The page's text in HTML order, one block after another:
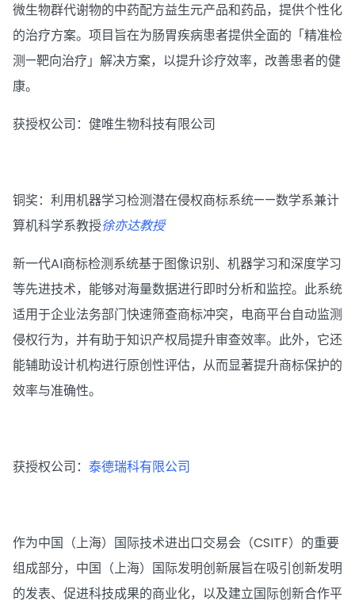
微生物群代谢物的中药配方益生元产品和药品，提供个性化
的治疗方案。项目旨在为肠胃疾病患者提供全面的「精准检
测—靶向治疗」解决方案，以提升诊疗效率，改善患者的健
康。
获授权公司：健唯生物科技有限公司
铜奖：利用机器学习检测潜在侵权商标系统——数学系兼计
算机科学系教授徐亦达教授
新一代AI商标检测系统基于图像识别、机器学习和深度学习
等先进技术，能够对海量数据进行即时分析和监控。此系统
适用于企业法务部门快速筛查商标冲突，电商平台自动监测
侵权行为，并有助于知识产权局提升审查效率。此外，它还
能辅助设计机构进行原创性评估，从而显著提升商标保护的
效率与准确性。
获授权公司： 泰德瑞科有限公司
作为中国（上海）国际技术进出口交易会（CSITF）的重要
组成部分，中国（上海）国际发明创新展旨在吸引创新发明
的发表、促进科技成果的商业化，以及建立国际创新合作平